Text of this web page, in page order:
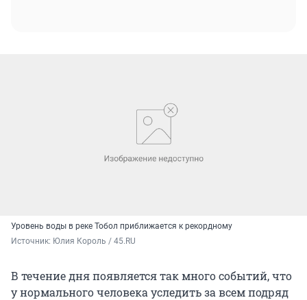
Уровень воды в реке Тобол приближается к рекордному
Источник: Юлия Король / 45.RU
В течение дня появляется так много событий, что
у нормального человека уследить за всем подряд